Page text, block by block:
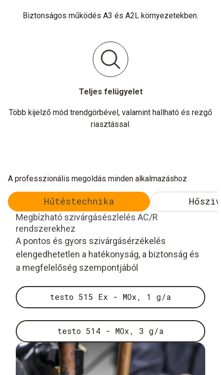
Biztonságos működés A3 és A2L környezetekben.
Teljes felügyelet
Több kijelző mód trendgörbével, valamint hallható és rezgő
riasztással.
A professzionális megoldás minden alkalmazáshoz
Hűtéstechnika
Megbízható szivárgásészlelés AC/R
rendszerekhez
A pontos és gyors szivárgásérzékelés
elengedhetetlen a hatékonyság, a biztonság és
a megfelelőség szempontjából
testo 515 Ex - MOx, 1 g/a
testo 514 - MOx, 3 g/a